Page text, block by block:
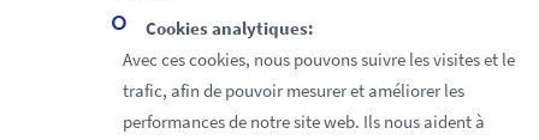
Cookies analytiques:
Avec ces cookies, nous pouvons suivre les visites et le
trafic, afin de pouvoir mesurer et améliorer les
performances de notre site web. Ils nous aident à